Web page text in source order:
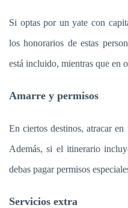
Si optas por un yate con
los honorarios de estas
está incluido, mientras que en
Amarre y permisos
En ciertos destinos, atracar
Además, si el itinerario
debas pagar permisos
Servicios extra